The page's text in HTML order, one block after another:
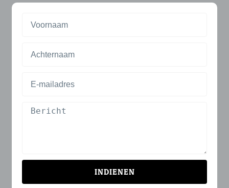
INDIENEN